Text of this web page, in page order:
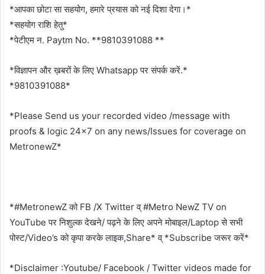
*आपका छोटा सा सहयोग, हमारे प्रयास को नई दिशा देगा।*
*सहयोग राशि हेतु*
*पेटीएम न. Paytm No. **9810391088 **
*विज्ञापन और ख़बरों के लिए Whatsapp पर संपर्क करें.*
*9810391088*
*Please Send us your recorded video /message with
proofs & logic 24×7 on any news/Issues for coverage on
MetronewZ*
*#MetronewZ को FB /X Twitter व् #Metro NewZ TV on
YouTube पर निशुल्क देखने/ पढ़ने के लिए अपने मोबाइल/Laptop से सभी
पोस्ट/Video’s को कृपा करके लाइक,Share* व् *Subscribe जरूर करें*
*Disclaimer :Youtube/ Facebook / Twitter videos made for